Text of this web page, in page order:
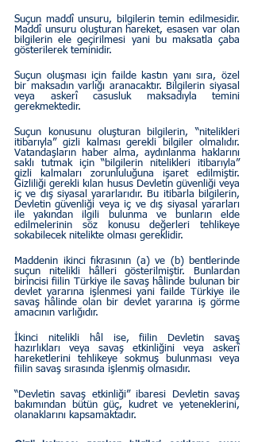
Suçun maddî unsuru, bilgilerin temin edilmesidir.
Maddî unsuru oluşturan hareket, esasen var olan
bilgilerin ele geçirilmesi yani bu maksatla çaba
gösterilerek teminidir.
Suçun oluşması için failde kastın yanı sıra, özel
bir maksadın varlığı aranacaktır. Bilgilerin siyasal
veya askerî casusluk maksadıyla temini
gerekmektedir.
Suçun konusunu oluşturan bilgilerin, “nitelikleri
itibarıyla” gizli kalması gerekli bilgiler olmalıdır.
Vatandaşların haber alma, aydınlanma haklarını
saklı tutmak için “bilgilerin nitelikleri itibarıyla”
gizli kalmaları zorunluluğuna işaret edilmiştir.
Gizliliği gerekli kılan husus Devletin güvenliği veya
iç ve dış siyasal yararlarıdır. Bu itibarla bilgilerin,
Devletin güvenliği veya iç ve dış siyasal yararları
ile yakından ilgili bulunma ve bunların elde
edilmelerinin söz konusu değerleri tehlikeye
sokabilecek nitelikte olması gereklidir.
Maddenin ikinci fıkrasının (a) ve (b) bentlerinde
suçun nitelikli hâlleri gösterilmiştir. Bunlardan
birincisi fiilin Türkiye ile savaş hâlinde bulunan bir
devlet yararına işlenmesi yani failde Türkiye ile
savaş hâlinde olan bir devlet yararına iş görme
amacının varlığıdır.
İkinci nitelikli hâl ise, fiilin Devletin savaş
hazırlıkları veya savaş etkinliğini veya askerî
hareketlerini tehlikeye sokmuş bulunması veya
fiilin savaş sırasında işlenmiş olmasıdır.
“Devletin savaş etkinliği” ibaresi Devletin savaş
bakımından bütün güç, kudret ve yeteneklerini,
olanaklarını kapsamaktadır.